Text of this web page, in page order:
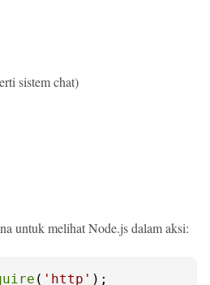
sistem chat)
untuk melihat Node.js dalam aksi:
( 'http' );